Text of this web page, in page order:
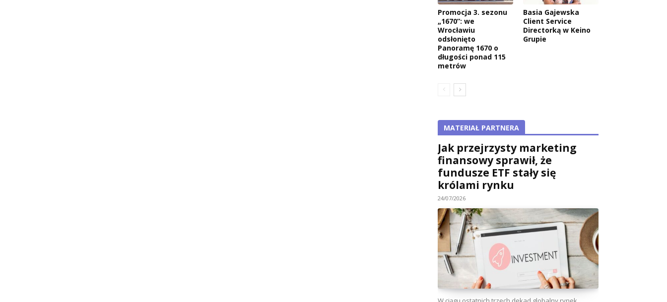
Promocja 3. sezonu
„1670”: we
Wrocławiu
odsłonięto
Panoramę 1670 o
długości ponad 115
metrów
Basia Gajewska
Client Service
Directorką w Keino
Grupie
MATERIAŁ PARTNERA
Jak przejrzysty marketing
finansowy sprawił, że
fundusze ETF stały się
królami rynku
24/07/2026